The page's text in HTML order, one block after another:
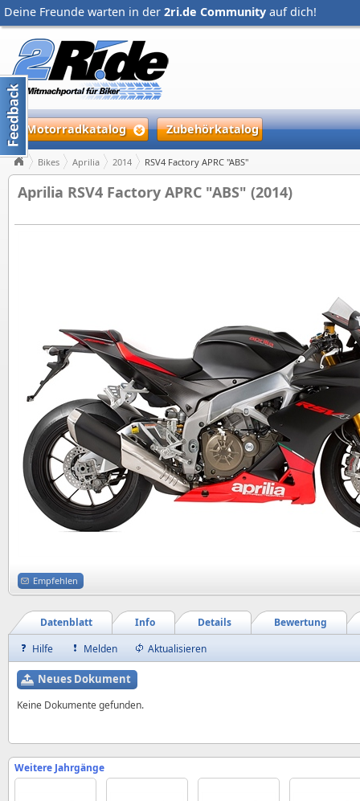
Deine Freunde warten in der 2ri.de Community auf dich!
Motorradkatalog Zubehörkatalog
Bikes Aprilia 2014 RSV4 Factory APRC "ABS"
Aprilia RSV4 Factory APRC "ABS" (2014)
Empfehlen
Bewertung
Details
Info
Datenblatt
Hilfe
Melden Aktualisieren
Neues Dokument
Keine Dokumente gefunden.
Weitere Jahrgänge